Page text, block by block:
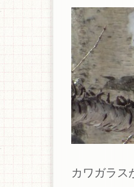
カワガラス